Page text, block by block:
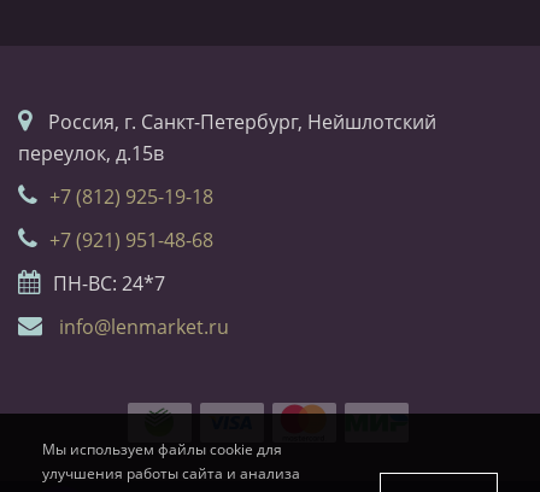
Россия, г. Санкт-Петербург, Нейшлотский
переулок, д.15в
+7 (812) 925-19-18
+7 (921) 951-48-68
ПН-ВС: 24*7
info@lenmarket.ru
Мы используем файлы cookie для
улучшения работы сайта и анализа